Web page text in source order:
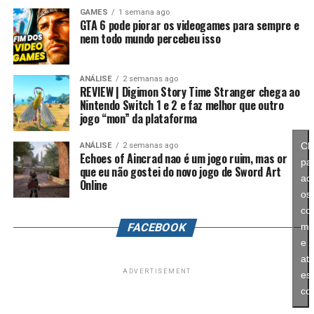
mais ambiciosa e cheia de conteúdo. Caso a recepção dos
jogadores seja positiva, é bem possível que a Nintendo
continue investindo nesse formato e transforme o modo
história em um dos pilares da série daqui para frente.
No fim das contas, fica a sensação de que Splatoon
Raiders funciona como um grande laboratório para o
futuro da franquia. A Nintendo parece estar testando
novas mecânicas, um mundo mais aberto, sistemas de
progressão e uma campanha muito mais ambiciosa para
entender como os jogadores vão reagir. Se a recepção
for positiva, é bem possível que muitas dessas ideias
GAMES 1 semana ago
GTA 6 pode piorar os videogames para sempre e
nem todo mundo percebeu isso
ANÁLISE 2 semanas ago
REVIEW | Digimon Story Time Stranger chega ao
Nintendo Switch 1 e 2 e faz melhor que outro
jogo “mon” da plataforma
ANÁLISE 2 semanas ago
Echoes of Aincrad nao é um jogo ruim, mas or
que eu não gostei do novo jogo de Sword Art
Online
FACEBOOK
os
e
ADVERTISEMENT